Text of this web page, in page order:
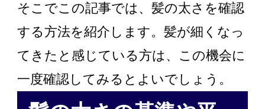
そこでこの記事では、髪の太さを確認
する方法を紹介します。髪が細くなっ
てきたと感じている方は、この機会に
一度確認してみるとよいでしょう。